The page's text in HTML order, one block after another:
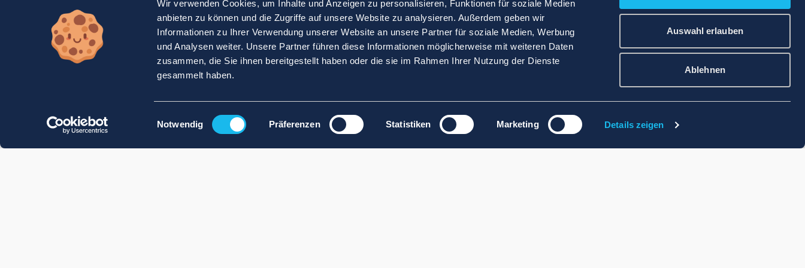
Wir verwenden Cookies, um Inhalte und Anzeigen zu personalisieren, Funktionen für soziale Medien
anbieten zu können und die Zugriffe auf unsere Website zu analysieren. Außerdem geben wir
Informationen zu Ihrer Verwendung unserer Website an unsere Partner für soziale Medien, Werbung
und Analysen weiter. Unsere Partner führen diese Informationen möglicherweise mit weiteren Daten
zusammen, die Sie ihnen bereitgestellt haben oder die sie im Rahmen Ihrer Nutzung der Dienste
gesammelt haben.
Einwilligungsauswahl
Notwendig Präferenzen Statistiken Marketing Details zeigen
Auswahl erlauben
Ablehnen